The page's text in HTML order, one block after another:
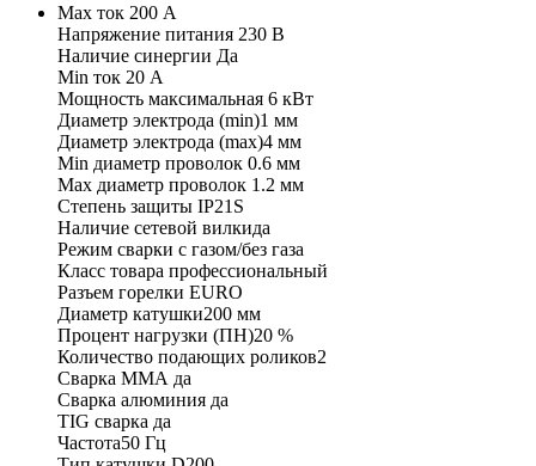
Max ток 200 А
Напряжение питания 230 В
Наличие синергии Да
Min ток 20 А
Мощность максимальная 6 кВт
Диаметр электрода (min)1 мм
Диаметр электрода (max)4 мм
Min диаметр проволок 0.6 мм
Max диаметр проволок 1.2 мм
Степень защиты IP21S
Наличие сетевой вилкида
Режим сварки с газом/без газа
Класс товара профессиональный
Разъем горелки EURO
Диаметр катушки200 мм
Процент нагрузки (ПН)20 %
Количество подающих роликов2
Сварка ММА да
Сварка алюминия да
TIG сварка да
Частота50 Гц